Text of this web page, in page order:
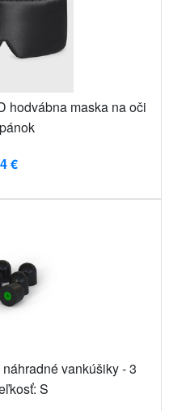
hodvábna maska ​​na oči
€
vankúšiky - 3
S